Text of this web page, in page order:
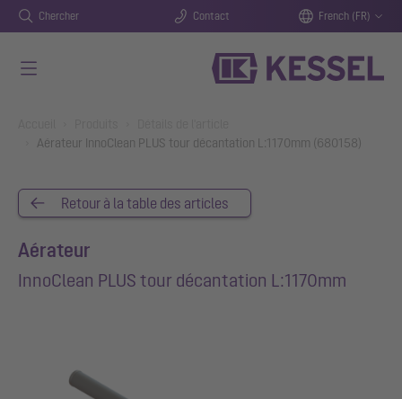
Chercher Contact French (FR)
Aérateur InnoClean PLUS tour décantation L:1170mm (680158)
Retour à la table des articles
Aérateur
InnoClean PLUS tour décantation L:1170mm